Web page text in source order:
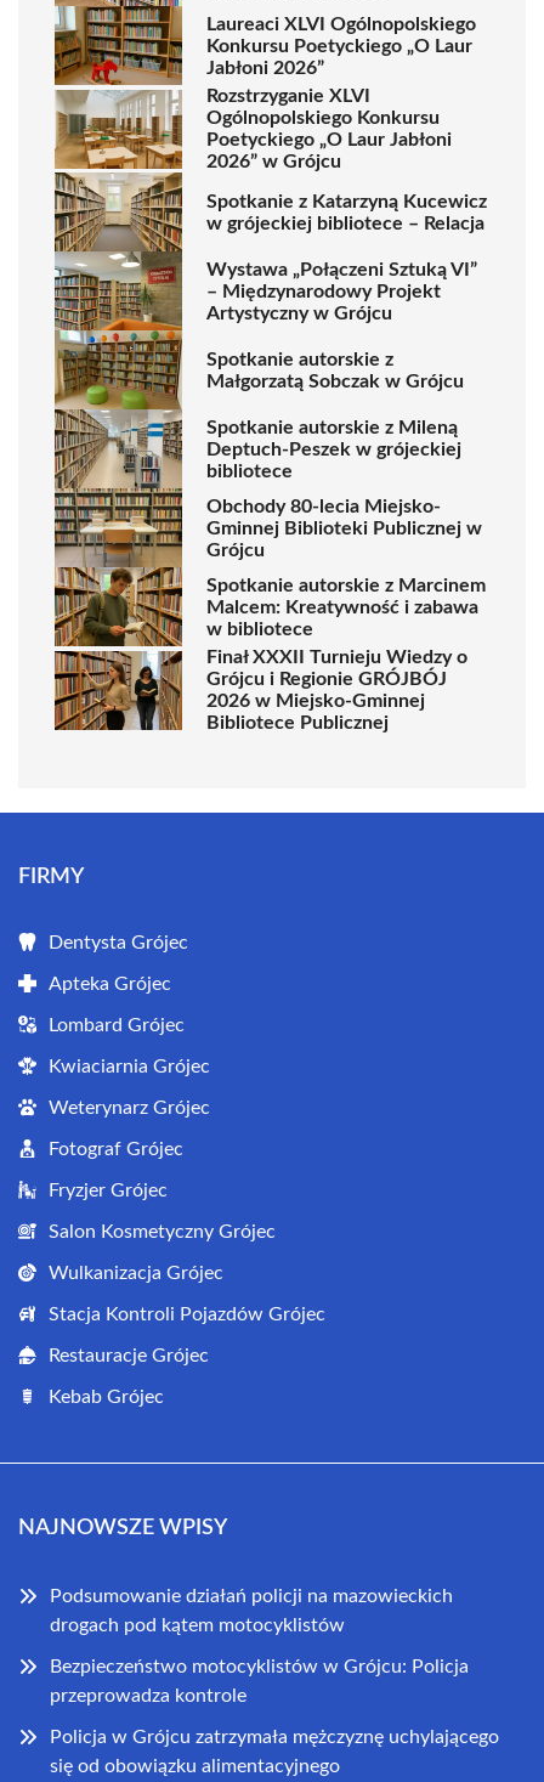
Laureaci XLVI Ogólnopolskiego
Konkursu Poetyckiego „O Laur
Jabłoni 2026”
Rozstrzyganie XLVI
Ogólnopolskiego Konkursu
Poetyckiego „O Laur Jabłoni
2026” w Grójcu
Spotkanie z Katarzyną Kucewicz
w grójeckiej bibliotece – Relacja
Wystawa „Połączeni Sztuką VI”
– Międzynarodowy Projekt
Artystyczny w Grójcu
Spotkanie autorskie z
Małgorzatą Sobczak w Grójcu
Spotkanie autorskie z Mileną
Deptuch-Peszek w grójeckiej
bibliotece
Obchody 80-lecia Miejsko-
Gminnej Biblioteki Publicznej w
Grójcu
Spotkanie autorskie z Marcinem
Malcem: Kreatywność i zabawa
w bibliotece
Finał XXXII Turnieju Wiedzy o
Grójcu i Regionie GRÓJBÓJ
2026 w Miejsko-Gminnej
Bibliotece Publicznej
FIRMY
Dentysta Grójec
Apteka Grójec
Lombard Grójec
Kwiaciarnia Grójec
Weterynarz Grójec
Fotograf Grójec
Fryzjer Grójec
Salon Kosmetyczny Grójec
Wulkanizacja Grójec
Stacja Kontroli Pojazdów Grójec
Restauracje Grójec
Kebab Grójec
NAJNOWSZE WPISY
Podsumowanie działań policji na mazowieckich
drogach pod kątem motocyklistów
Bezpieczeństwo motocyklistów w Grójcu: Policja
przeprowadza kontrole
Policja w Grójcu zatrzymała mężczyznę uchylającego
się od obowiązku alimentacyjnego